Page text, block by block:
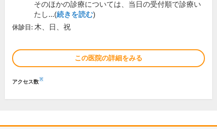
そのほかの診療については、当日の受付順で診療い
たし...(続きを読む)
休診日: 木、日、祝
この医院の詳細をみる
アクセス数※